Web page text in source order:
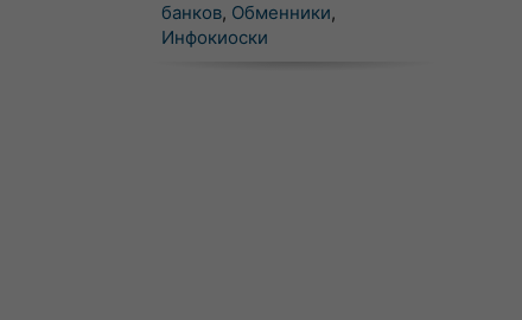
банков, Обменники,
Инфокиоски